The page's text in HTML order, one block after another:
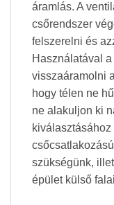
áramlás. A
csőrendszer
felszerelni és
Használatával
visszaáramolni
hogy télen ne
ne alakuljon ki
szükségünk,
épület külső